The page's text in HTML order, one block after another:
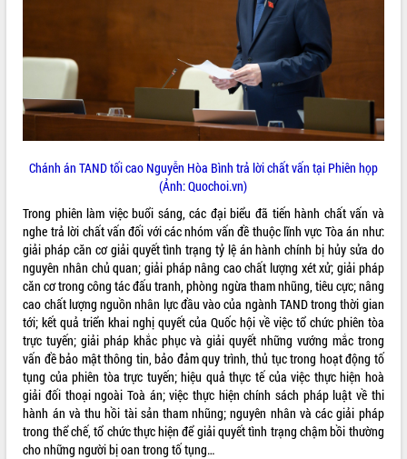
Thường trực HĐND tỉnh Đắk Lắk gặp
mặt Đoàn chuyên gia y tế TP. Hồ Chí
Lễ truy điệu và an táng hài cốt liệt sĩ
tại Nghĩa trang Liệt sĩ xã Sơn Hòa
Bàn giải pháp tháo gỡ khó khăn trong
xuất khẩu sầu riêng và triển khai quy
Thứ trưởng Bộ Nông nghiệp và Môi
trường Nguyễn Hoàng Hiệp khảo sát
vùng trồng và doanh nghiệp đóng gói
sầu riêng tại Đắk Lắk
Trình diễn nghệ thuật chế biến các
món ăn từ sầu riêng
Đắk Lắk công bố Quy hoạch và xúc
tiến đầu tư tỉnh
Ngành cá ngừ Đắk Lắk chủ động thích
ứng để giữ vững thị trường xuất khẩu
Diễn đàn Kinh tế tư nhân Việt Nam đột
phá cơ chế - Hợp tác công tư
Đề án 06 tạo bước ngoặt đột phá trong
THỐNG KÊ TRUY CẬP
4286
Chánh án TAND tối cao Nguyễn Hòa Bình trả lời chất vấn tại Phiên họp
(Ảnh: Quochoi.vn)
Trong phiên làm việc buổi sáng, các đại biểu đã tiến hành chất vấn và
nghe trả lời chất vấn đối với các nhóm vấn đề thuộc lĩnh vực Tòa án như:
giải pháp căn cơ giải quyết tình trạng tỷ lệ án hành chính bị hủy sửa do
nguyên nhân chủ quan; giải pháp nâng cao chất lượng xét xử; giải pháp
căn cơ trong công tác đấu tranh, phòng ngừa tham nhũng, tiêu cực; nâng
cao chất lượng nguồn nhân lực đầu vào của ngành TAND trong thời gian
tới; kết quả triển khai nghị quyết của Quốc hội về việc tổ chức phiên tòa
trực tuyến; giải pháp khắc phục và giải quyết những vướng mắc trong
vấn đề bảo mật thông tin, bảo đảm quy trình, thủ tục trong hoạt động tố
tụng của phiên tòa trực tuyến; hiệu quả thực tế của việc thực hiện hoà
giải đối thoại ngoài Toà án; việc thực hiện chính sách pháp luật về thi
hành án và thu hồi tài sản tham nhũng; nguyên nhân và các giải pháp
trong thể chế, tổ chức thực hiện để giải quyết tình trạng chậm bồi thường
cho những người bị oan trong tố tụng…